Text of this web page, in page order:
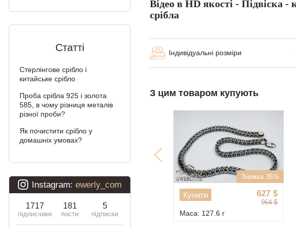
камінням
якірне)
Арабський Бісмарк
Давид
Подвійний струмочок
(чайка)
Подвійний рамзес
Статті
Стерлінгове срібло і
китайське срібло
Проба срібла 925 і золота
585, в чому різниця металів
різної проби?
Як почистити срібло у
домашніх умовах?
Відео в HD якості - Підвіска
срібла
Індивідуальні розміри
З цим товаром купують
Знижка 35%
627 $
964 $
Купити
Маса: 127.6 г